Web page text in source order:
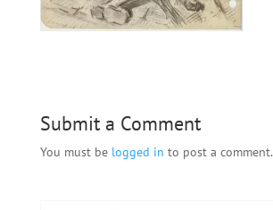
Submit a Comment
You must be logged in to post a comment.